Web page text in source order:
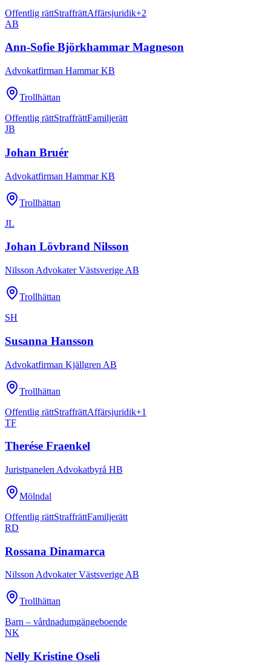
Offentlig rättStraffrättAffärsjuridik+2
AB
Ann-Sofie Björkhammar Magneson
Advokatfirman Hammar KB
Trollhättan
Offentlig rättStraffrättFamiljerätt
JB
Johan Bruér
Advokatfirman Hammar KB
Trollhättan
JL
Johan Lövbrand Nilsson
Nilsson Advokater Västsverige AB
Trollhättan
SH
Susanna Hansson
Advokatfirman Kjällgren AB
Trollhättan
Offentlig rättStraffrättAffärsjuridik+1
TF
Therése Fraenkel
Juristpanelen Advokatbyrå HB
Mölndal
Offentlig rättStraffrättFamiljerätt
RD
Rossana Dinamarca
Nilsson Advokater Västsverige AB
Trollhättan
Barn – vårdnadumgängeboende
NK
Nelly Kristine Oseli